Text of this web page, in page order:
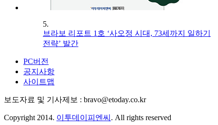
5.
브라보 리포트 1호 ‘사오정 시대, 73세까지 일하기
전략’ 발간
PC버전
공지사항
사이트맵
보도자료 및 기사제보 : bravo@etoday.co.kr
Copyright 2014. 이투데이피엔씨 . All rights reserved